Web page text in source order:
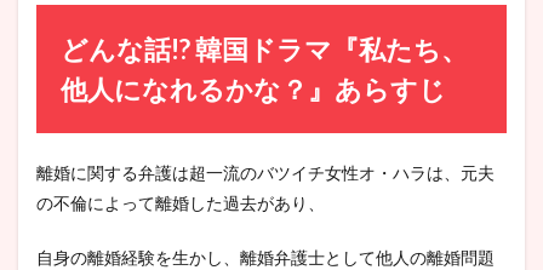
どんな話!? 韓国ドラマ『私たち、
他人になれるかな？』あらすじ
離婚に関する弁護は超一流のバツイチ女性オ・ハラは、元夫
の不倫によって離婚した過去があり、
自身の離婚経験を生かし、離婚弁護士として他人の離婚問題